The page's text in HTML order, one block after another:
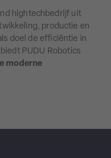
hightechbedrijf uit
productie en
doel de efficiëntie in
PUDU Robotics
moderne